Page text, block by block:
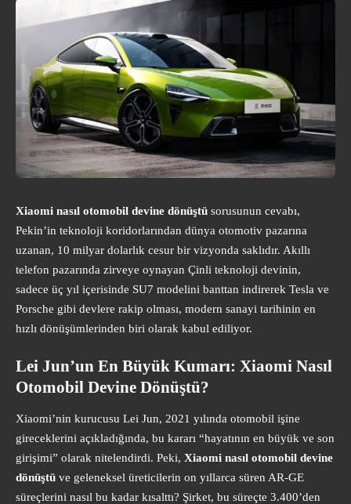
Xiaomi nasıl otomobil devine dönüştü sorusunun cevabı,
Pekin’in teknoloji koridorlarından dünya otomotiv pazarına
uzanan, 10 milyar dolarlık cesur bir vizyonda saklıdır. Akıllı
telefon pazarında zirveye oynayan Çinli teknoloji devinin,
sadece üç yıl içerisinde SU7 modelini banttan indirerek Tesla ve
Porsche gibi devlere rakip olması, modern sanayi tarihinin en
hızlı dönüşümlerinden biri olarak kabul ediliyor.
Lei Jun’un En Büyük Kumarı: Xiaomi Nasıl
Otomobil Devine Dönüştü?
Xiaomi’nin kurucusu Lei Jun, 2021 yılında otomobil işine
gireceklerini açıkladığında, bu kararı “hayatının en büyük ve son
girişimi” olarak nitelendirdi. Peki, Xiaomi nasıl otomobil devine
dönüştü ve geleneksel üreticilerin on yıllarca süren AR-GE
süreçlerini nasıl bu kadar kısalttı? Şirket, bu süreçte 3.400’den